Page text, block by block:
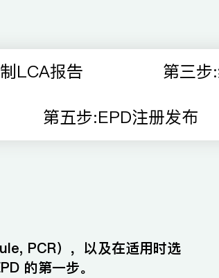
LCA报告 第三步
第五步:EPD注册发布
PCR），以及在适用时选
的第一步。